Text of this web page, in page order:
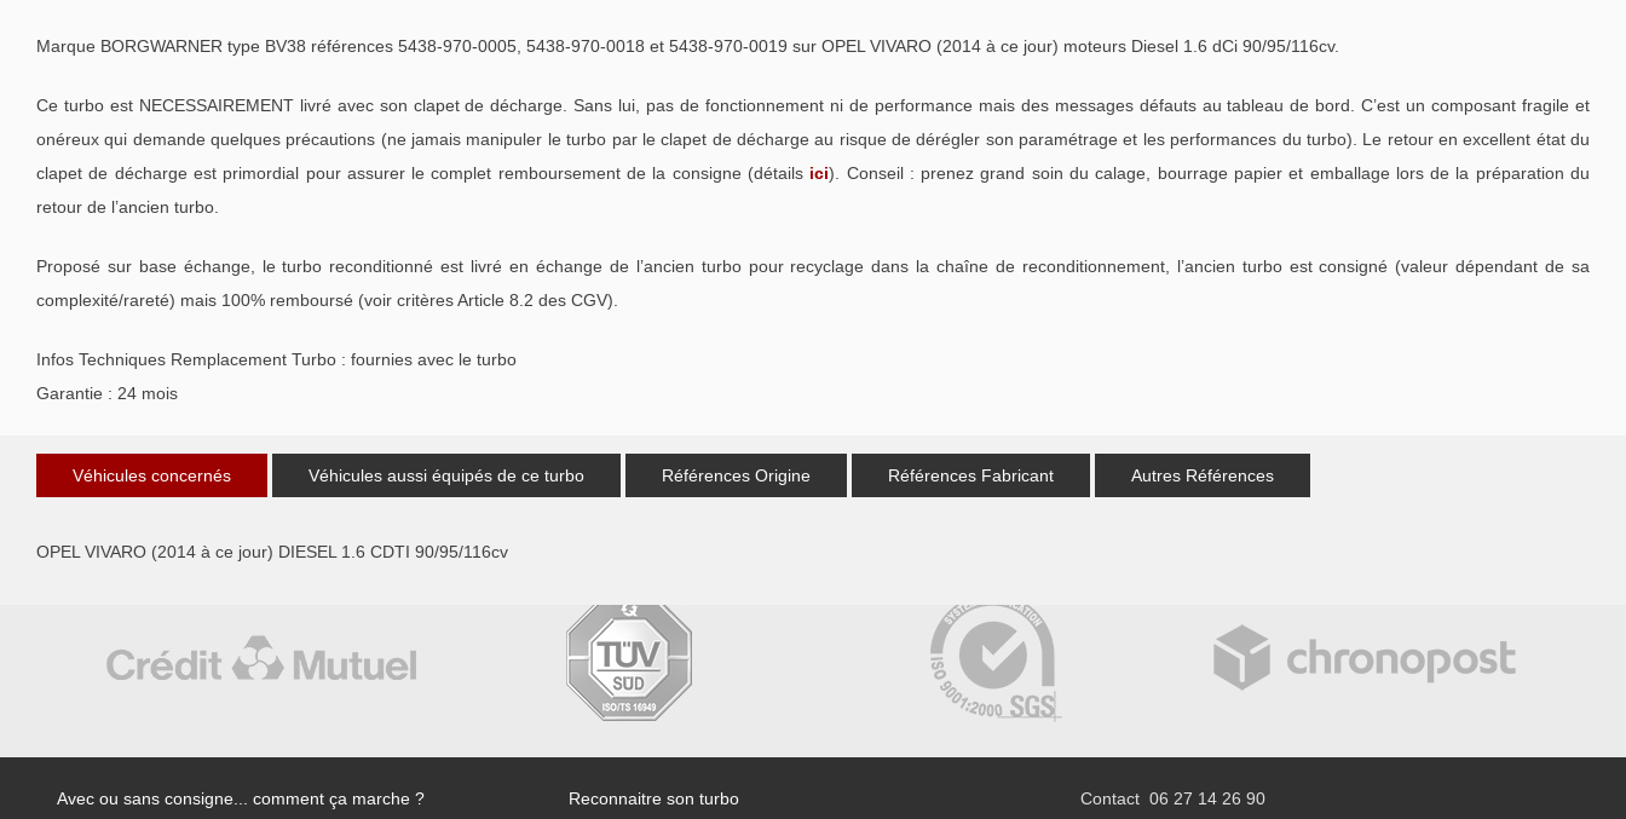
Marque BORGWARNER type BV38 références 5438-970-0005, 5438-970-0018 et 5438-970-0019 sur OPEL VIVARO (2014 à ce jour) moteurs Diesel 1.6 dCi 90/95/116cv.
Ce turbo est NECESSAIREMENT livré avec son clapet de décharge. Sans lui, pas de fonctionnement ni de performance mais des messages défauts au tableau de bord. C’est un composant fragile et
onéreux qui demande quelques précautions (ne jamais manipuler le turbo par le clapet de décharge au risque de dérégler son paramétrage et les performances du turbo). Le retour en excellent état du
clapet de décharge est primordial pour assurer le complet remboursement de la consigne (détails ici). Conseil : prenez grand soin du calage, bourrage papier et emballage lors de la préparation du
retour de l’ancien turbo.
Proposé sur base échange, le turbo reconditionné est livré en échange de l’ancien turbo pour recyclage dans la chaîne de reconditionnement, l’ancien turbo est consigné (valeur dépendant de sa
complexité/rareté) mais 100% remboursé (voir critères Article 8.2 des CGV).
Infos Techniques Remplacement Turbo : fournies avec le turbo
Garantie : 24 mois
Véhicules concernés Véhicules aussi équipés de ce turbo Références Origine Références Fabricant Autres Références
OPEL VIVARO (2014 à ce jour) DIESEL 1.6 CDTI 90/95/116cv
Avec ou sans consigne... comment ça marche ? Reconnaitre son turbo Contact 06 27 14 26 90